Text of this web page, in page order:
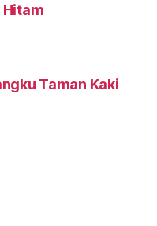
Hitam
Taman Kaki